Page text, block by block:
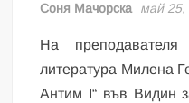
Соня Мачорска май 25,
На
литература Милена
Антим I“ във Видин